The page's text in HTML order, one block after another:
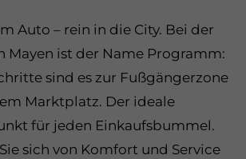
Auto – rein in die City. Bei der
Mayen ist der Name Programm:
sind es zur Fußgängerzone
Marktplatz. Der ideale
für jeden Einkaufsbummel.
sich von Komfort und Service